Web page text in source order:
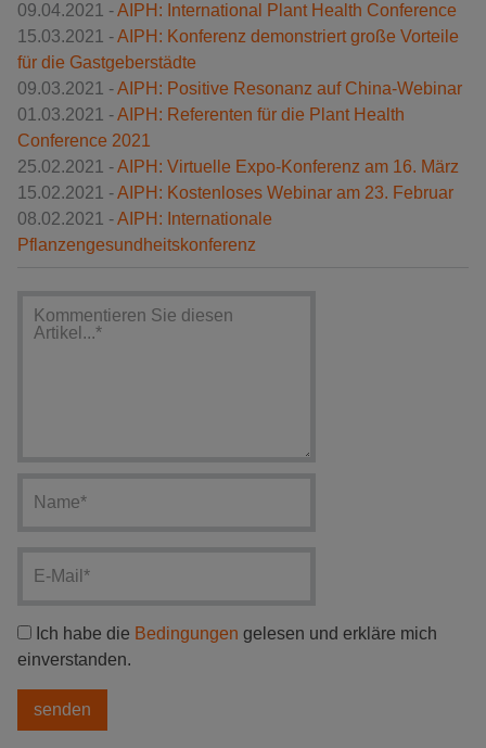
09.04.2021 -AIPH: International Plant Health Conference
15.03.2021 -AIPH: Konferenz demonstriert große Vorteile
für die Gastgeberstädte
09.03.2021 -AIPH: Positive Resonanz auf China-Webinar
01.03.2021 -AIPH: Referenten für die Plant Health
Conference 2021
25.02.2021 -AIPH: Virtuelle Expo-Konferenz am 16. März
15.02.2021 -AIPH: Kostenloses Webinar am 23. Februar
08.02.2021 -AIPH: Internationale
Pflanzengesundheitskonferenz
Ich habe die Bedingungen gelesen und erkläre mich
einverstanden.